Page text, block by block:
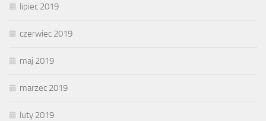
lipiec 2019
czerwiec 2019
maj 2019
marzec 2019
luty 2019